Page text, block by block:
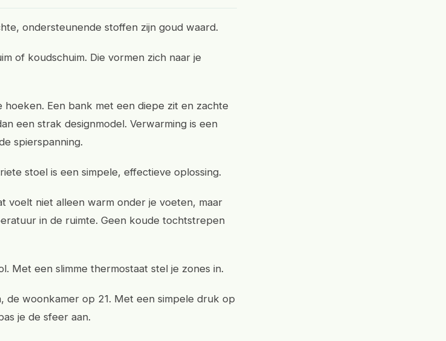
ondersteunende stoffen zijn goud waard.
of koudschuim. Die vormen zich naar je
hoeken. Een bank met een diepe zit en zachte
een strak designmodel. Verwarming is een
spierspanning.
stoel is een simpele, effectieve oplossing.
voelt niet alleen warm onder je voeten, maar
in de ruimte. Geen koude tochtstrepen
Met een slimme thermostaat stel je zones in.
de woonkamer op 21. Met een simpele druk op
je de sfeer aan.